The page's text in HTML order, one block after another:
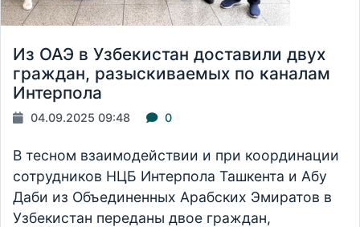
Из ОАЭ в Узбекистан доставили двух
граждан, разыскиваемых по каналам
Интерпола
04.09.2025 09:48 0
В тесном взаимодействии и при координации
сотрудников НЦБ Интерпола Ташкента и Абу
Даби из Объединенных Арабских Эмиратов в
Узбекистан переданы двое граждан,